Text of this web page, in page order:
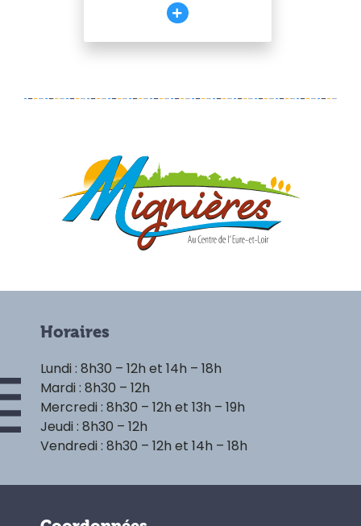
Horaires
Lundi : 8h30 – 12h et 14h – 18h
Mardi : 8h30 – 12h
Mercredi : 8h30 – 12h et 13h – 19h
Jeudi : 8h30 – 12h
Vendredi : 8h30 – 12h et 14h – 18h